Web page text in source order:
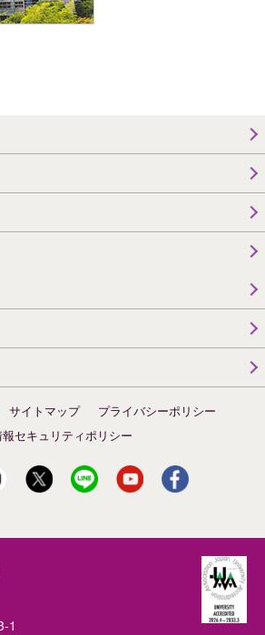
サイトマップ
プライバシーポリシー
セキュリティポリシー
1